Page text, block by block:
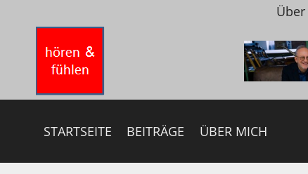
springen
STARTSEITE BEITRÄGE ÜBER MICH